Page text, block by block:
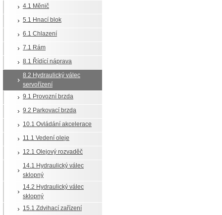
4.1 Měnič
5.1 Hnací blok
6.1 Chlazení
7.1 Rám
8.1 Řídící náprava
8.2 Hydraulický válec
servořízení
9.1 Provozní brzda
9.2 Parkovací brzda
10.1 Ovládání akcelerace
11.1 Vedení oleje
12.1 Olejový rozvaděč
14.1 Hydraulický válec
sklopný
14.2 Hydraulický válec
sklopný
15.1 Zdvihací zařízení